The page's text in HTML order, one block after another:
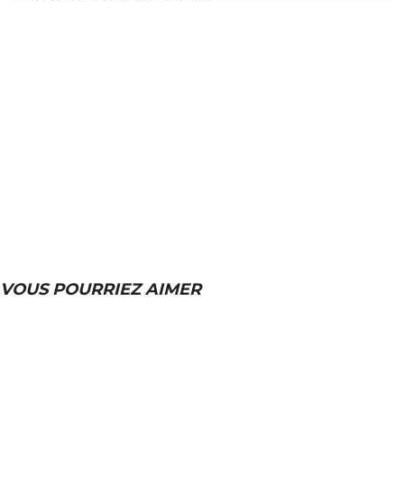
VOUS POURRIEZ AIMER